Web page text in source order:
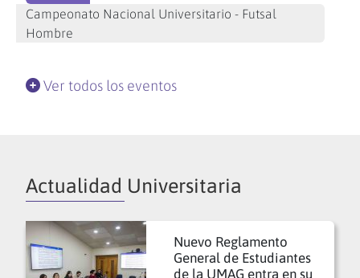
Campeonato Nacional Universitario - Futsal
Hombre
Ver todos los eventos
Actualidad Universitaria
Nuevo Reglamento
General de Estudiantes
de la UMAG entra en su